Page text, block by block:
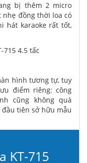
bị thêm 2 micro
nhẹ đồng thời loa có
hát karaoke rất tốt,
hình tương tự, tuy
điểm riêng: công
cũng không quá
tiên sở hữu mẫu
KT-715